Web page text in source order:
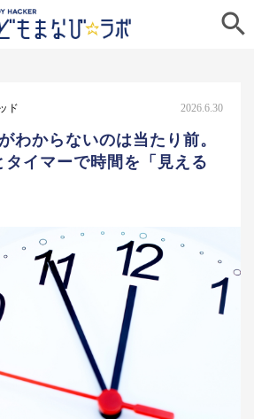

ド 2026.6.30
わからないのは当たり前。
タイマーで時間を「見える